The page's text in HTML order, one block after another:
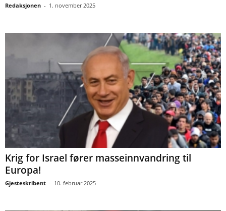
Redaksjonen - 1. november 2025
Krig for Israel fører masseinnvandring til
Europa!
Gjesteskribent - 10. februar 2025